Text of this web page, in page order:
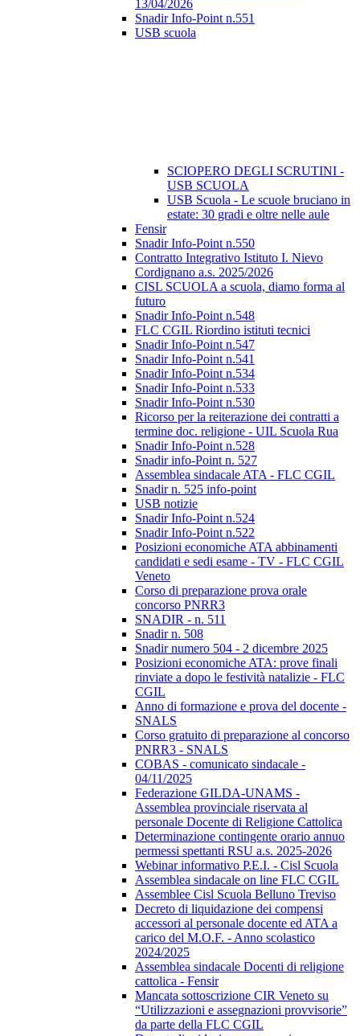
13/04/2026
Snadir Info-Point n.551
USB scuola
SCIOPERO DEGLI SCRUTINI -
USB SCUOLA
USB Scuola - Le scuole bruciano in
estate: 30 gradi e oltre nelle aule
Fensir
Snadir Info-Point n.550
Contratto Integrativo Istituto I. Nievo
Cordignano a.s. 2025/2026
CISL SCUOLA a scuola, diamo forma al
futuro
Snadir Info-Point n.548
FLC CGIL Riordino istituti tecnici
Snadir Info-Point n.547
Snadir Info-Point n.541
Snadir Info-Point n.534
Snadir Info-Point n.533
Snadir Info-Point n.530
Ricorso per la reiterazione dei contratti a
termine doc. religione - UIL Scuola Rua
Snadir Info-Point n.528
Snadir info-Point n. 527
Assemblea sindacale ATA - FLC CGIL
Snadir n. 525 info-point
USB notizie
Snadir Info-Point n.524
Snadir Info-Point n.522
Posizioni economiche ATA abbinamenti
candidati e sedi esame - TV - FLC CGIL
Veneto
Corso di preparazione prova orale
concorso PNRR3
SNADIR - n. 511
Snadir n. 508
Snadir numero 504 - 2 dicembre 2025
Posizioni economiche ATA: prove finali
rinviate a dopo le festività natalizie - FLC
CGIL
Anno di formazione e prova del docente -
SNALS
Corso gratuito di preparazione al concorso
PNRR3 - SNALS
COBAS - comunicato sindacale -
04/11/2025
Federazione GILDA-UNAMS -
Assemblea provinciale riservata al
personale Docente di Religione Cattolica
Determinazione contingente orario annuo
permessi spettanti RSU a.s. 2025-2026
Webinar informativo P.E.I. - Cisl Scuola
Assemblea sindacale on line FLC CGIL
Assemblee Cisl Scuola Belluno Treviso
Decreto di liquidazione dei compensi
accessori al personale docente ed ATA a
carico del M.O.F. - Anno scolastico
2024/2025
Assemblea sindacale Docenti di religione
cattolica - Fensir
Mancata sottoscrizione CIR Veneto su
“Utilizzazioni e assegnazioni provvisorie”
da parte della FLC CGIL